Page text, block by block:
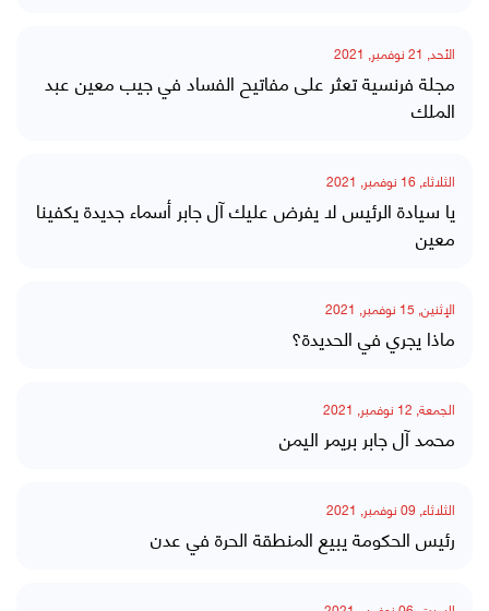
الأحد, 21 نوفمبر, 2021
مجلة فرنسية تعثر على مفاتيح الفساد في جيب معين عبد
الملك
الثلاثاء, 16 نوفمبر, 2021
يا سيادة الرئيس لا يفرض عليك آل جابر أسماء جديدة يكفينا
معين
الإثنين, 15 نوفمبر, 2021
ماذا يجري في الحديدة؟
الجمعة, 12 نوفمبر, 2021
محمد آل جابر بريمر اليمن
الثلاثاء, 09 نوفمبر, 2021
رئيس الحكومة يبيع المنطقة الحرة في عدن